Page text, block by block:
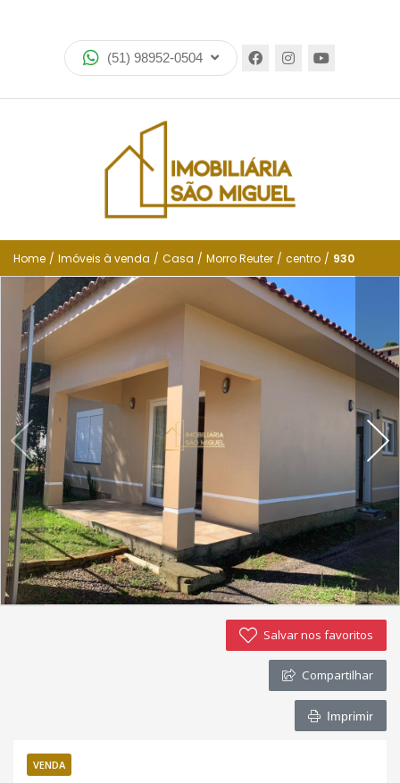
(51) 98952-0504
Imóveis
Encomende seu imóvel
Financiamento
Negocie seu imóvel
Simulador de financiamento
Negocie seu imóvel
Imóveis favoritos
Contato
Home / Imóveis à venda / Casa / Morro Reuter / centro / 930
Salvar nos favoritos
Compartilhar
Imprimir
VENDA